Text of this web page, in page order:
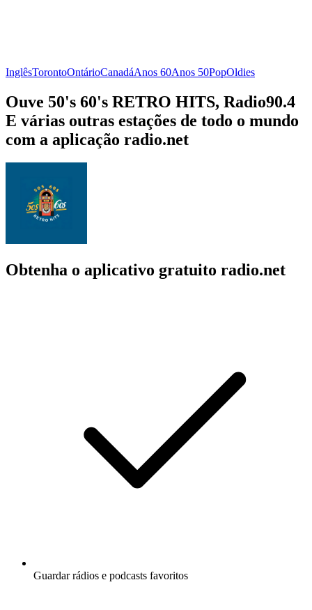
InglêsTorontoOntárioCanadáAnos 60Anos 50PopOldies
Ouve 50's 60's RETRO HITS, Radio90.4
E várias outras estações de todo o mundo
com a aplicação radio.net
Obtenha o aplicativo gratuito radio.net
Guardar rádios e podcasts favoritos